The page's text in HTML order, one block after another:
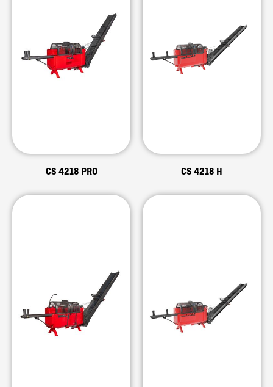
CS 4218 PRO CS 4218 H